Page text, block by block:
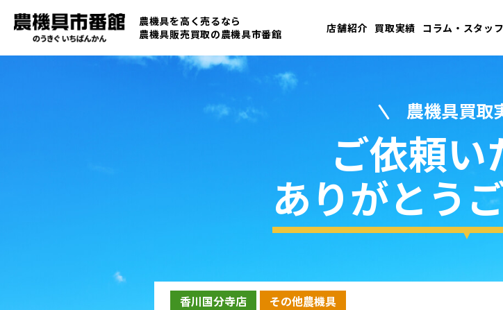
農機具を高く売るなら
農機具販売買取の農機具市番館 店舗紹介 買取実績 コラム・スタッ
農機具買取
ご依頼い
ありがとう
香川国分寺店 その他農機具